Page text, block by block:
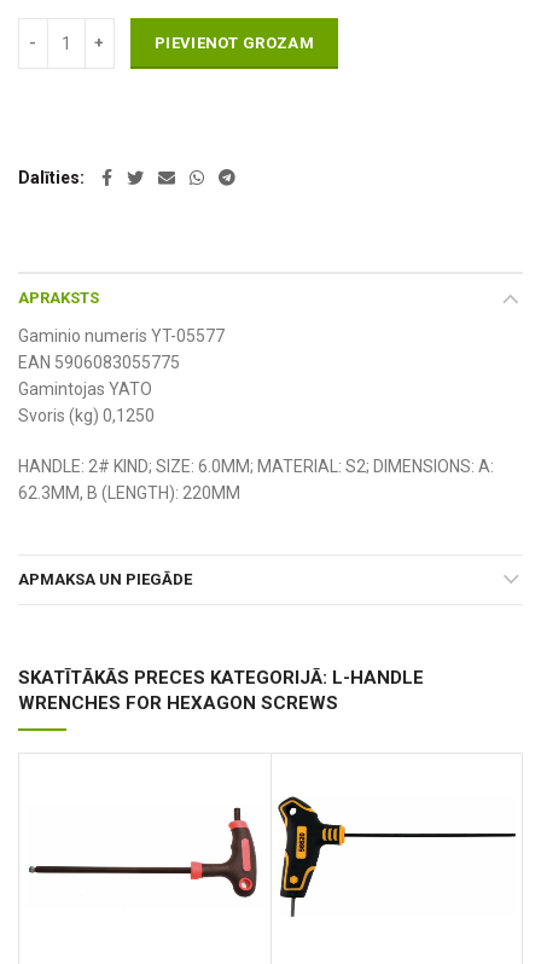
PIEVIENOT GROZAM
Dalīties
APRAKSTS
Gaminio numeris YT-05577
EAN 5906083055775
Gamintojas YATO
Svoris (kg) 0,1250
HANDLE: 2# KIND; SIZE: 6.0MM; MATERIAL: S2; DIMENSIONS: A:
62.3MM, B (LENGTH): 220MM
APMAKSA UN PIEGĀDE
SKATĪTĀKĀS PRECES KATEGORIJĀ: L-HANDLE
WRENCHES FOR HEXAGON SCREWS